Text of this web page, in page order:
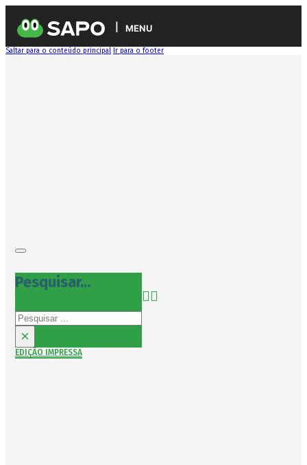
MENU
Saltar para o conteúdo principal Ir para o footer
Pesquisar...
Pesquisar
×
EDIÇÃO IMPRESSA